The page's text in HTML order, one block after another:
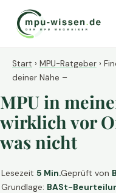
Start › MPU-Ratgeber ›
deiner Nähe –
MPU in
wirklich vor
was nicht
Lesezeit 5 Min.Geprüft von
Grundlage: BASt-